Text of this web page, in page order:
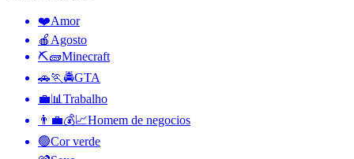
❤️Amor
🍎 Agosto
⛏🧱Minecraft
🚗🏃🚔GTA
💼📊 Trabalho
👨‍💼💰📈Homem de negocios
🟢Cor verde